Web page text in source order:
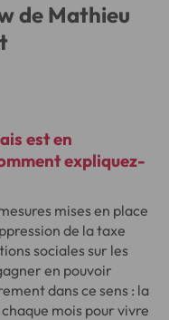
de Mathieu
est en
expliquez-
mises en place
de la taxe
sociales sur les
en pouvoir
dans ce sens : la
mois pour vivre